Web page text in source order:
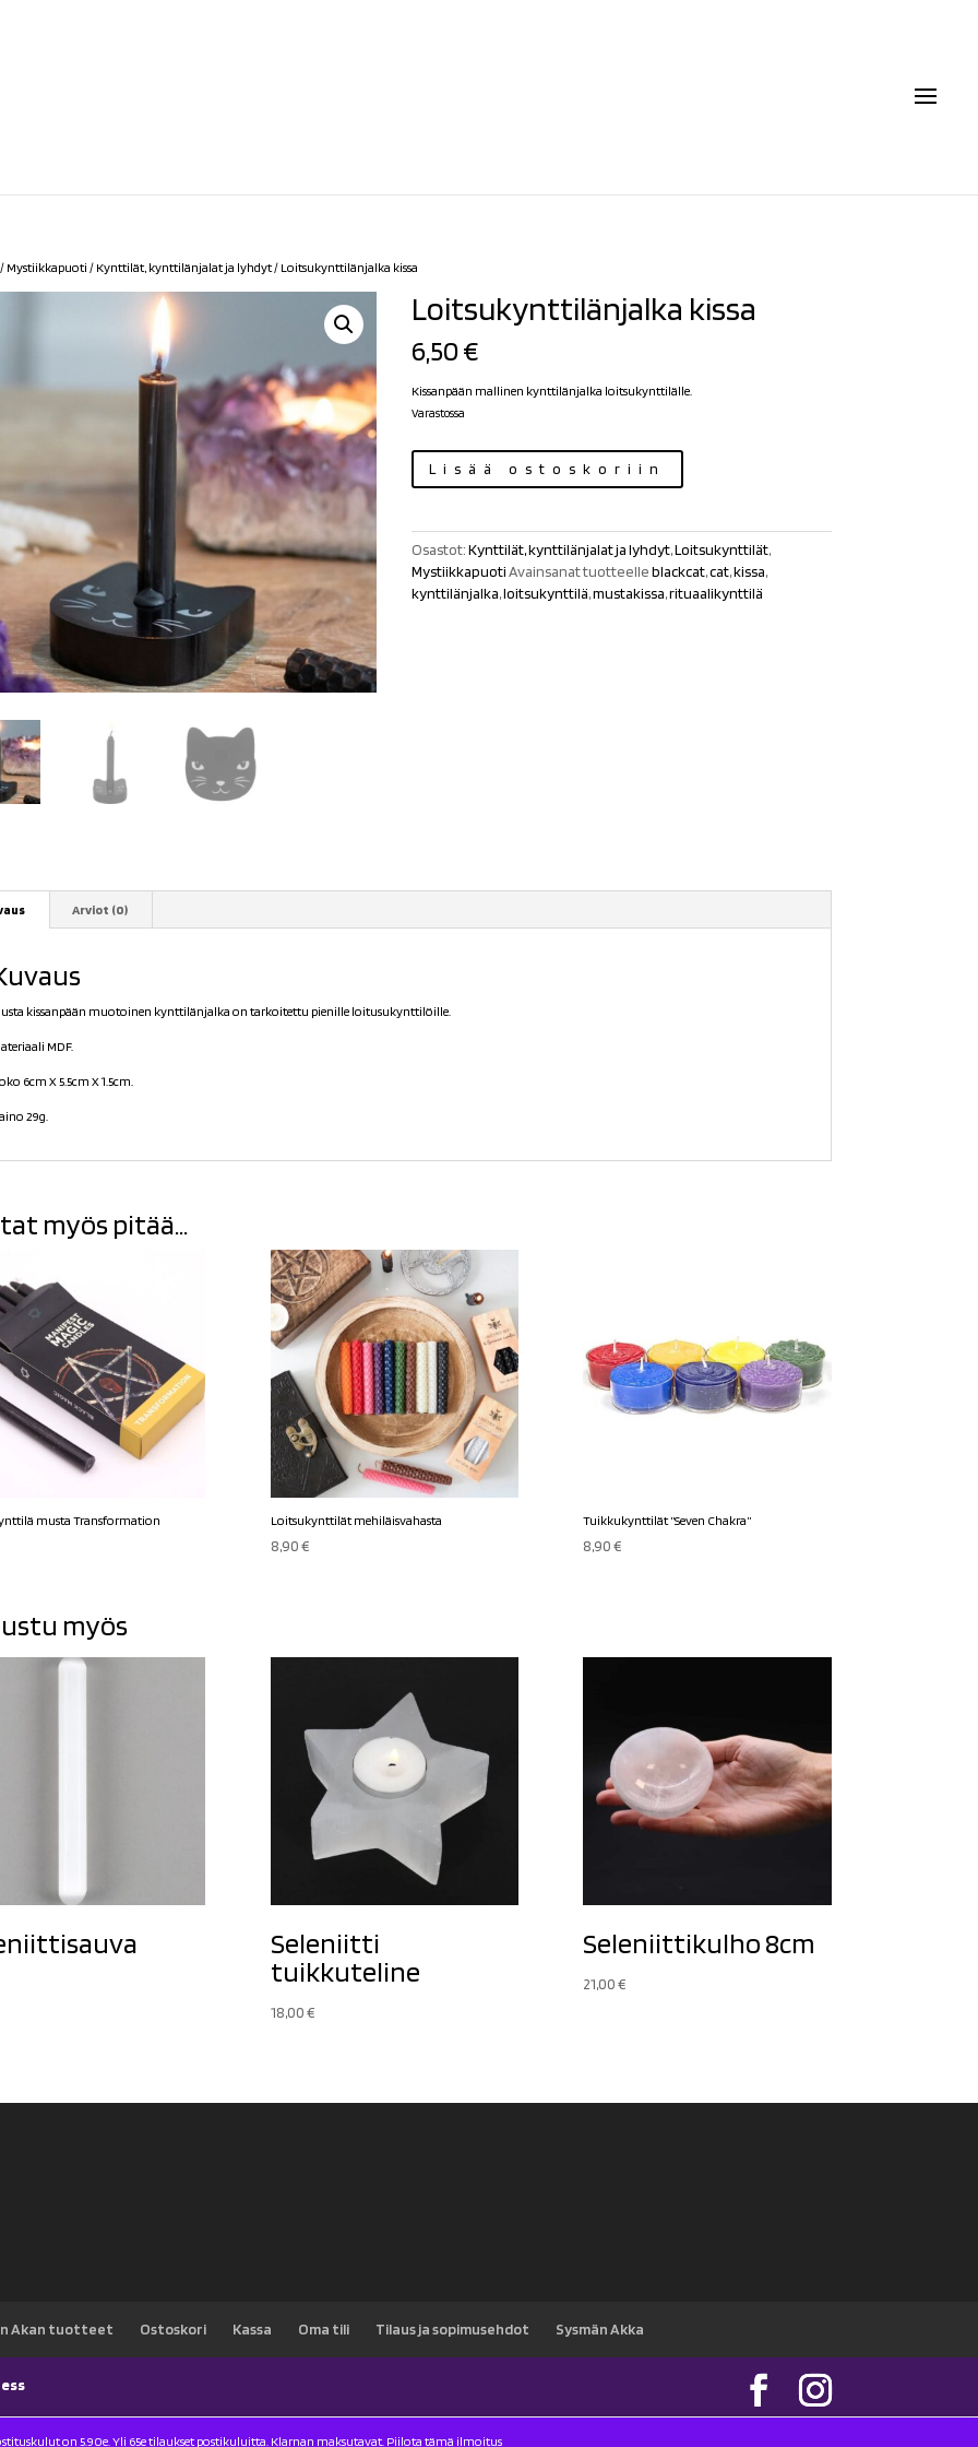
on 5.90e. Yli 65e tilaukset postikuluitta. Klarnan maksutavat. Piilota tämä ilmoitus
Mystiikkapuoti / Kynttilät, kynttilänjalat ja lyhdyt/ Loitsukynttilänjalka kissa
Loitsukynttilänjalka kissa
6,50€
Kissanpään mallinen kynttilänjalka loitsukynttilälle.
Varastossa
kissa
Lisää ostoskoriin
Osastot:Kynttilät, kynttilänjalat ja lyhdyt,Loitsukynttilät,
MystiikkapuotiAvainsanat tuotteelleblackcat,cat,kissa,
kynttilänjalka,loitsukynttilä,mustakissa,rituaalikynttilä
Arviot (0)
kissanpään muotoinen kynttilänjalka on tarkoitettu pienille loitusukynttilöille.
MDF.
6cm X 5.5cm X 1.5cm.
29g.
myös pitää...
musta Transformation Loitsukynttilät mehiläisvahasta
8,90€
Tuikkukynttilät ”Seven Chakra”
8,90€
myös
Seleniitti
tuikkuteline
18,00€
Seleniittikulho 8cm
21,00€
Akan tuotteet Ostoskori Kassa Oma tili Tilaus ja sopimusehdot Sysmän Akka